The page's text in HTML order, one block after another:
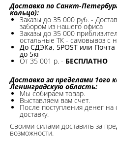
Доставка по Санкт-
кольцо):
Заказы до 35 000 руб. -
забором из нашего офиса
Заказы до 35 000
остальные ТК - самовывоз с
До СДЭКа, 5POST или
до 5кг
От 35 001 р. - БЕСПЛАТНО
Доставка за пределами 1ого
Ленинградскую область:
Мы собираем товар.
Выставляем вам счет.
После поступления денег на
доставку.
Своими силами доставить за
возможности.​